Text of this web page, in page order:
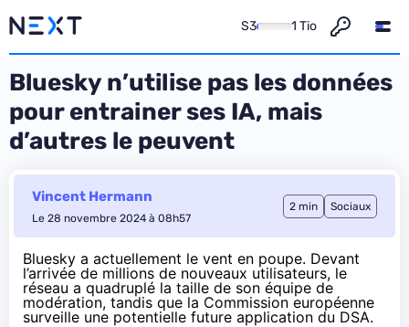
S3 1 Tio
Bluesky n’utilise pas les données
pour entrainer ses IA, mais
d’autres le peuvent
Vincent Hermann
Le 28 novembre 2024 à 08h57
2 min Sociaux
Bluesky a actuellement le vent en poupe. Devant
l’arrivée de millions de nouveaux utilisateurs, le
réseau a quadruplé la taille de son équipe de
modération, tandis que la Commission européenne
surveille une potentielle future application du DSA.